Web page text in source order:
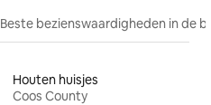
Beste bezienswaardigheden in de
Houten huisjes
Coos County